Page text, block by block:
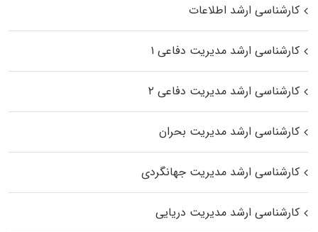
کارشناسی ارشد اطلاعات
کارشناسی ارشد مدیریت دفاعی ۱
کارشناسی ارشد مدیریت دفاعی ۲
کارشناسی ارشد مدیریت بحران
کارشناسی ارشد مدیریت جهانگردی
کارشناسی ارشد مدیریت دریایی